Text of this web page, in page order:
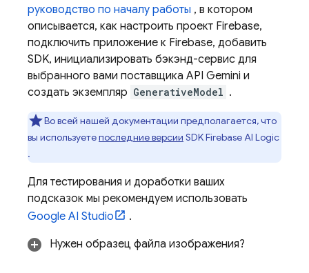
руководство по началу работы , в котором
описывается, как настроить проект Firebase,
подключить приложение к Firebase, добавить
SDK, инициализировать бэкэнд-сервис для
выбранного вами поставщика API Gemini и
создать экземпляр GenerativeModel .
Во всей нашей документации предполагается, что
вы используетепоследние версии SDKFirebase AI Logic
.
Для тестирования и доработки ваших
подсказок мы рекомендуем использовать
Google AI Studio
.
Нужен образец файла изображения?